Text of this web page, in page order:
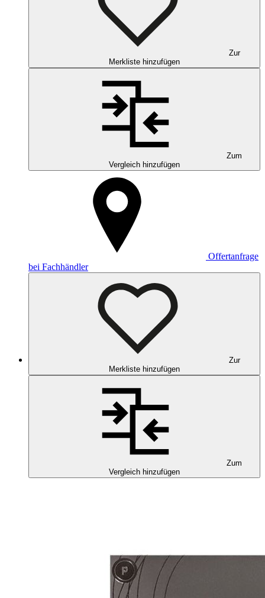
Zur
Merkliste hinzufügen
Zum
Vergleich hinzufügen
Offertanfrage
bei Fachhändler
Zur
Merkliste hinzufügen
Zum
Vergleich hinzufügen